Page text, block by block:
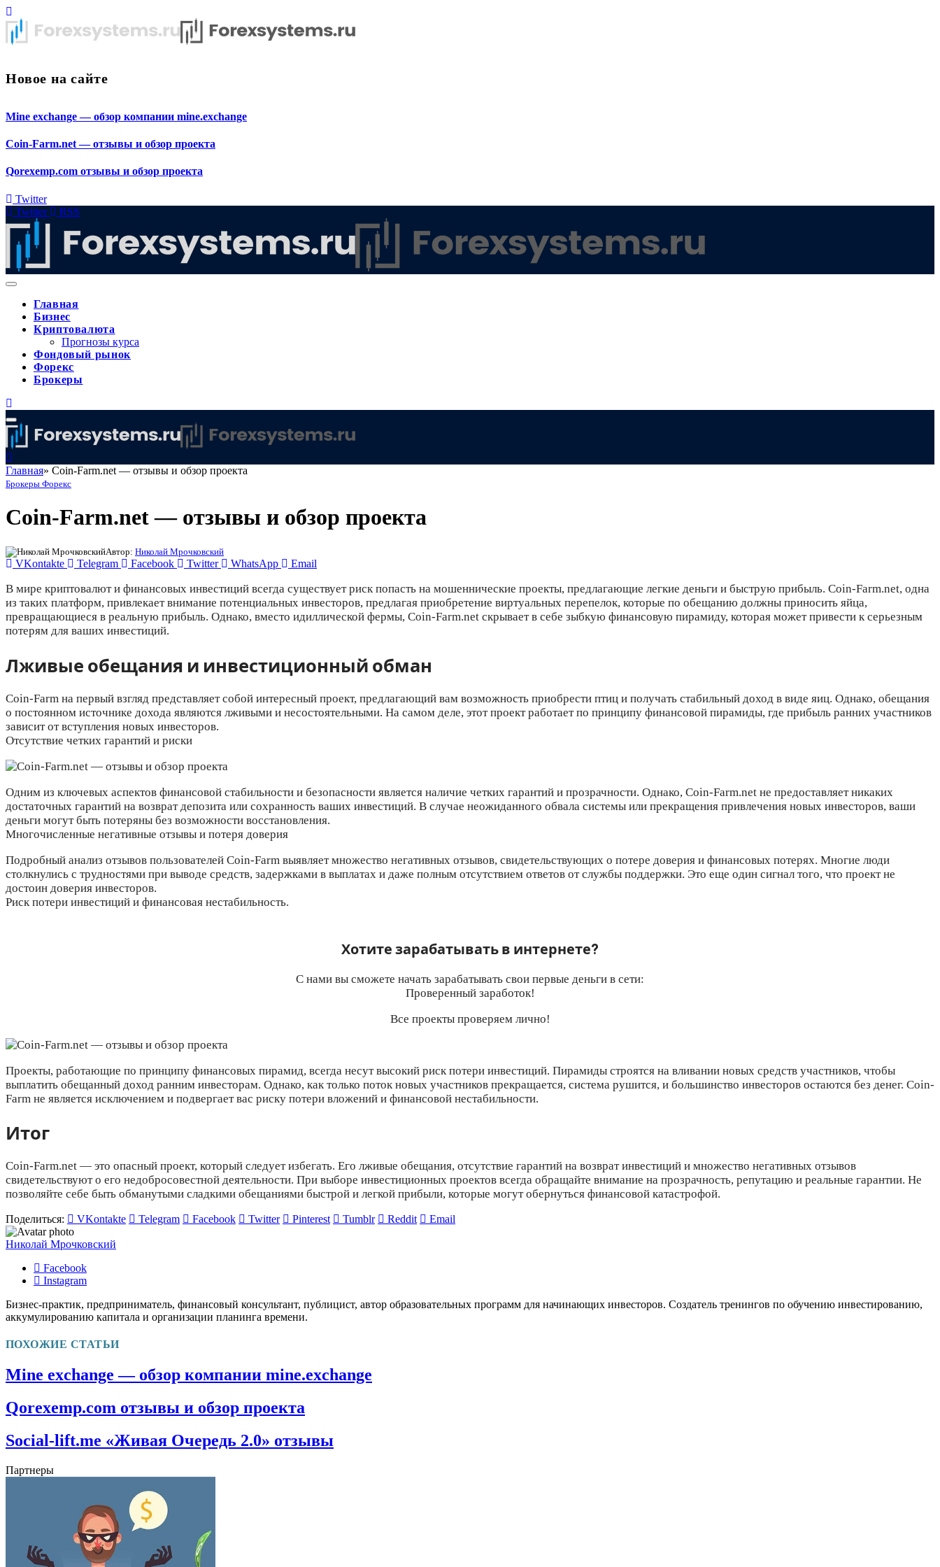
Новое на сайте
Mine exchange — обзор компании mine.exchange
Coin-Farm.net — отзывы и обзор проекта
Qorexemp.com отзывы и обзор проекта
Twitter
Twitter
RSS
Главная
Бизнес
Криптовалюта
Прогнозы курса
Фондовый рынок
Форекс
Брокеры
Главная» Coin-Farm.net — отзывы и обзор проекта
Брокеры Форекс
Coin-Farm.net — отзывы и обзор проекта
Автор: Николай Мрочковский
VKontakte Telegram Facebook Twitter WhatsApp Email
В мире криптовалют и финансовых инвестиций всегда существует риск попасть на мошеннические проекты, предлагающие легкие деньги и быструю прибыль. Coin-Farm.net, одна
из таких платформ, привлекает внимание потенциальных инвесторов, предлагая приобретение виртуальных перепелок, которые по обещанию должны приносить яйца,
превращающиеся в реальную прибыль. Однако, вместо идиллической фермы, Coin-Farm.net скрывает в себе зыбкую финансовую пирамиду, которая может привести к серьезным
потерям для ваших инвестиций.
Лживые обещания и инвестиционный обман
Coin-Farm на первый взгляд представляет собой интересный проект, предлагающий вам возможность приобрести птиц и получать стабильный доход в виде яиц. Однако, обещания
о постоянном источнике дохода являются лживыми и несостоятельными. На самом деле, этот проект работает по принципу финансовой пирамиды, где прибыль ранних участников
зависит от вступления новых инвесторов.
Отсутствие четких гарантий и риски
Одним из ключевых аспектов финансовой стабильности и безопасности является наличие четких гарантий и прозрачности. Однако, Coin-Farm.net не предоставляет никаких
достаточных гарантий на возврат депозита или сохранность ваших инвестиций. В случае неожиданного обвала системы или прекращения привлечения новых инвесторов, ваши
деньги могут быть потеряны без возможности восстановления.
Многочисленные негативные отзывы и потеря доверия
Подробный анализ отзывов пользователей Coin-Farm выявляет множество негативных отзывов, свидетельствующих о потере доверия и финансовых потерях. Многие люди
столкнулись с трудностями при выводе средств, задержками в выплатах и даже полным отсутствием ответов от службы поддержки. Это еще один сигнал того, что проект не
достоин доверия инвесторов.
Риск потери инвестиций и финансовая нестабильность.
Хотите зарабатывать в интернете?
С нами вы сможете начать зарабатывать свои первые деньги в сети:
Проверенный заработок!
Все проекты проверяем лично!
Проекты, работающие по принципу финансовых пирамид, всегда несут высокий риск потери инвестиций. Пирамиды строятся на вливании новых средств участников, чтобы
выплатить обещанный доход ранним инвесторам. Однако, как только поток новых участников прекращается, система рушится, и большинство инвесторов остаются без денег. Coin-
Farm не является исключением и подвергает вас риску потери вложений и финансовой нестабильности.
Итог
Coin-Farm.net — это опасный проект, который следует избегать. Его лживые обещания, отсутствие гарантий на возврат инвестиций и множество негативных отзывов
свидетельствуют о его недобросовестной деятельности. При выборе инвестиционных проектов всегда обращайте внимание на прозрачность, репутацию и реальные гарантии. Не
позволяйте себе быть обманутыми сладкими обещаниями быстрой и легкой прибыли, которые могут обернуться финансовой катастрофой.
Поделиться: VKontakte Telegram Facebook Twitter Pinterest Tumblr Reddit Email
Николай Мрочковский
Facebook
Instagram
Бизнес-практик, предприниматель, финансовый консультант, публицист, автор образовательных программ для начинающих инвесторов. Создатель тренингов по обучению инвестированию,
аккумулированию капитала и организации планинга времени.
ПОХОЖИЕ СТАТЬИ
Mine exchange — обзор компании mine.exchange
Qorexemp.com отзывы и обзор проекта
Social-lift.me «Живая Очередь 2.0» отзывы
Партнеры